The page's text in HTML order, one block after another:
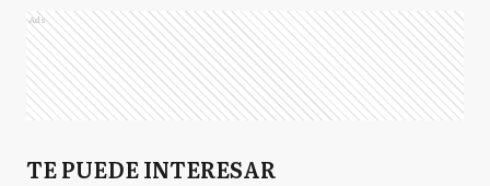
Ads
TE PUEDE INTERESAR